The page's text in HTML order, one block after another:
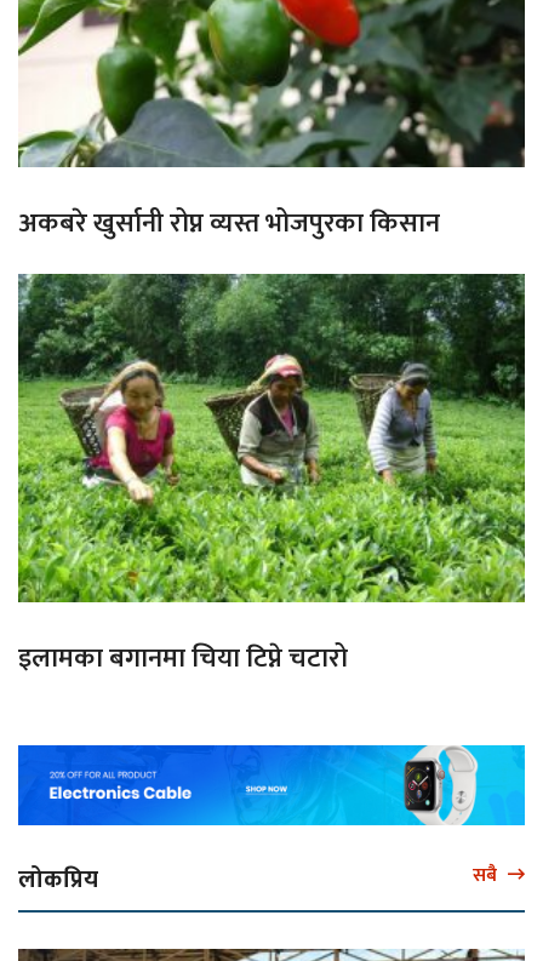
अकबरे खुर्सानी रोप्न व्यस्त भोजपुरका किसान
इलामका बगानमा चिया टिप्ने चटारो
लोकप्रिय सबै